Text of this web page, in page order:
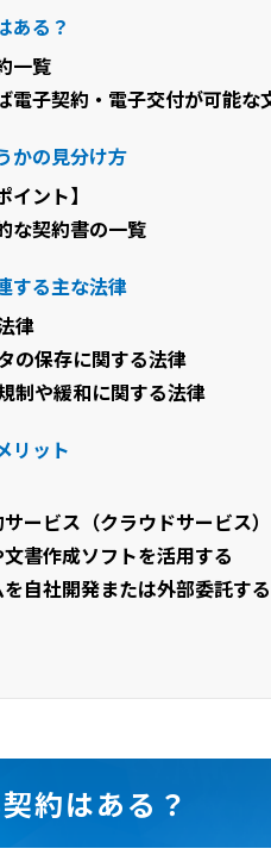
ある？
一覧
電子契約・電子交付が可能な
かの見分け方
イント】
な契約書の一覧
する主な法律
律
の保存に関する法律
制や緩和に関する法律
リット
ービス（クラウドサービス
書作成ソフトを活用する
自社開発または外部委託する
約はある？